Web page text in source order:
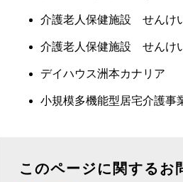
介護老人保健施設 せんけ
介護老人保健施設 せんけ
デイハウス洲本カナリア
小規模多機能型居宅介護
このページに関するお